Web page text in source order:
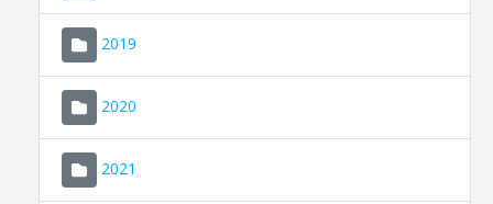
2019
2020
2021